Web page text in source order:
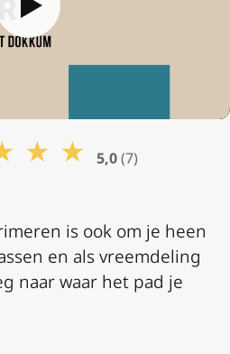
★ ★ 5,0(7)
is ook om je heen
en als vreemdeling
naar waar het pad je